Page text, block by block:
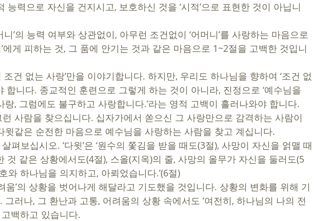
능력으로 자신을 건지시고, 보호하신 것을 ‘시적’으로 표현한 것이 아닙니
니’의 능력 여부와 상관없이, 아무런 조건없이 ‘어머니’를 사랑하는 마음으로
에게 피하는 것, 그 품에 안기는 것과 같은 마음으로 1~2절을 고백한 것입니
조건 없는 사랑’만을 이야기합니다. 하지만, 우리도 하나님을 향하여 ‘조건 없
합니다. 종교적인 훈련으로 그렇게 하는 것이 아니라, 진정으로 ‘예수님을
랑, 그럼에도 불구하고 사랑합니다.’라는 영적 고백이 흘러나와야 합니다.
사람을 찾으십니다. 십자가에서 쏟으신 그 사랑만으로 감격하는 사람이
윗같은 순전한 마음으로 예수님을 사랑하는 사람을 찾고 계십니다.
것 같은 상황에서도(4절), 스올(지옥)의 줄, 사망의 올무가 자신을 둘러도(5
와 하나님을 의지하고, 아뢰었습니다.’(6절)
움’의 상황을 벗어나게 해달라고 기도했을 것입니다. 상황의 변화를 위해 기
그러나, 그 환난과 고통, 어려움의 상황 속에서도 ‘여전히, 하나님의 나의 전
백하고 있습니다.